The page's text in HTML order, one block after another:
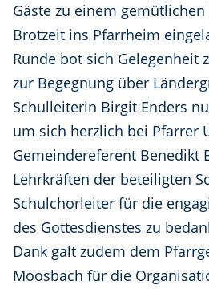
Gäste zu einem
Brotzeit ins Pfarrheim
Runde bot sich Gelegenheit
zur Begegnung über
Schulleiterin Birgit Enders
um sich herzlich bei Pfarrer
Gemeindereferent Benedikt
Lehrkräften der beteiligten
Schulchorleiter für die
des Gottesdienstes zu
Dank galt zudem dem
Moosbach für die